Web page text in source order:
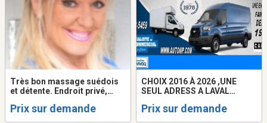
Très bon massage suédois
et détente. Endroit privé,
Prix sur demande
CHOIX 2016 À 2026 ,UNE
SEUL ADRESS A LAVAL
DEPUIS 1978 / GMC SAVANA /
Prix sur demande